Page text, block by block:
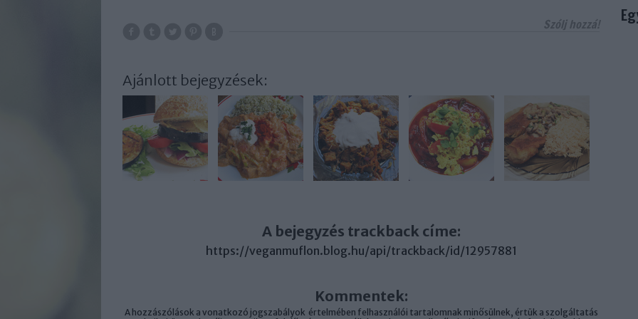
Szólj hozzá!
Ajánlott bejegyzések:
A bejegyzés trackback címe:
https://veganmuflon.blog.hu/api/trackback/id/12957881
Kommentek:
A hozzászólások a vonatkozó jogszabályok értelmében felhasználói tartalomnak minősülnek, értük a szolgáltatás